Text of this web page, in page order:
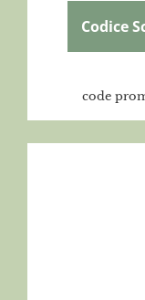
Codice
code